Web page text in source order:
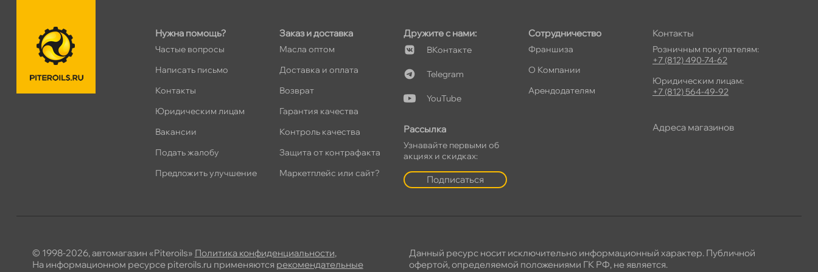
Нужна помощь?
Частые вопросы
Написать письмо
Контакты
Юридическим лицам
акансии
Подать жалобу
Предложить улучшение
Заказ и доставка
Масла оптом
Доставка и оплата
озврат
Гарантия качества
Контроль качества
Защита от контрафакта
Маркетплейс или сайт?
Дружите с нами:
Контакте
Telegram
YouTube
Рассылка
Узнавайте первыми о
акциях и скидках:
Подписаться
Сотрудничество
Франшиза
О Компании
Арендодателям
Контакты
Розничным покупателям:
+7 (812) 490-74-62
Юридическим лицам:
+7 (812) 564-49-92
Адреса магазино
© 1998-2026, автомагазин «Piteroils» Политика конфиденциальности,
На информационном ресурсе piteroils.ru применяются рекомендательные
Данный ресурс носит исключительно информационный характер. Публичной
офертой, определяемой положениями ГК РФ, не является.